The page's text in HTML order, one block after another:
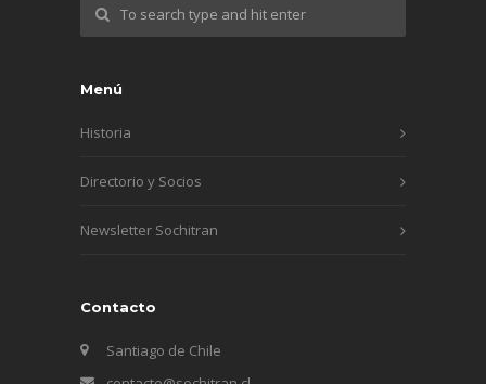
Menú
Historia
Directorio y Socios
Newsletter Sochitran
Contacto
Santiago de Chile